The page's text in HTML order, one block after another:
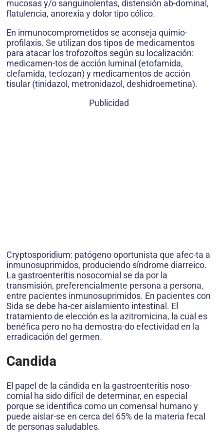
mucosas y/o sanguinolentas, distensión ab-dominal,
flatulencia, anorexia y dolor tipo cólico.
En inmunocomprometidos se aconseja quimio-
profilaxis. Se utilizan dos tipos de medicamentos
para atacar los trofozoítos según su localización:
medicamen-tos de acción luminal (etofamida,
clefamida, teclozan) y medicamentos de acción
tisular (tinidazol, metronidazol, deshidroemetina).
Publicidad
Cryptosporidium: patógeno oportunista que afec-ta a
inmunosuprimidos, produciendo síndrome diarreico.
La gastroenteritis nosocomial se da por la
transmisión, preferencialmente persona a persona,
entre pacientes inmunosuprimidos. En pacientes con
Sida se debe ha-cer aislamiento intestinal. El
tratamiento de elección es la azitromicina, la cual es
benéfica pero no ha demostra-do efectividad en la
erradicación del germen.
Candida
El papel de la cándida en la gastroenteritis noso-
comial ha sido difícil de determinar, en especial
porque se identifica como un comensal humano y
puede aislar-se en cerca del 65% de la materia fecal
de personas saludables.